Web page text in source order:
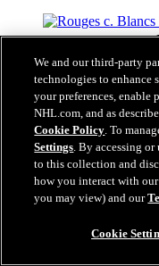
We and our third-party
technologies to enhance
your preferences, enable
NHL.com, and as
Cookie Policy. To
Settings. By accessing or
to this collection and
how you interact with
you may view) and our
Cookie